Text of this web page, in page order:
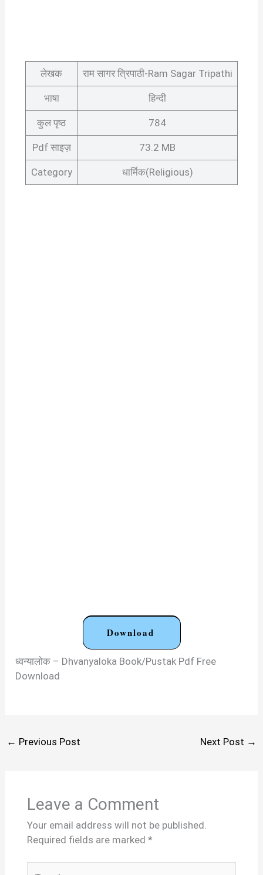
लेखक राम सागर त्रिपाठी-Ram Sagar Tripathi
भाषा हिन्दी
कुल पृष्ठ 784
Pdf साइज़ 73.2 MB
Category धार्मिक(Religious)
Download
ध्वन्यालोक – Dhvanyaloka Book/Pustak Pdf Free
Download
← Previous Post Next Post →
Leave a Comment
Your email address will not be published.
Required fields are marked *